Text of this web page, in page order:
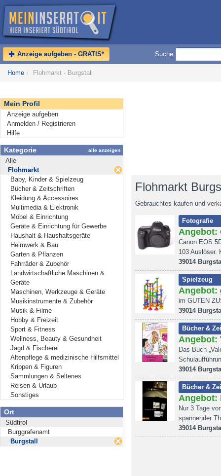
Anzeige aufgeben - GRATIS* Suche
Home / Flohmarkt - Burgstall
Mein Profil
Anzeige aufgeben
Anmelden / Registrieren
Hilfe
Kategorie alle anzeigen
Alle
Flohmarkt
Baby, Kinder & Spielzeug
Bücher & Zeitschriften
Kleidung & Accessoires
Multimedia & Elektronik
Möbel & Einrichtung
Geräte & Einrichtung für Gewerbe
Haushalt & Haushaltsgeräte
Heimwerk & Bau
Garten & Pflanzen
Fahrräder & Zubehör
Landwirtschaftliche Maschinen &
Geräte
Maschinen, Werkzeuge & Geräte
Musikinstrumente & Zubehör
Musik & Filme
Hobby & Freizeit
Sport & Fitness
Wellness, Beauty & Gesundheit
Jagd & Fischerei
Altenpflege & medizinische Hilfsmittel
Krippen & Figuren
Sammlungen & Seltenes
Reisen & Urlaub
Sonstiges
Ort
Südtirol
Burggrafenamt
Burgstall
Flohmarkt
Gebrauchtes kaufen und
Fotografie
Angebot:
Canon EOS
103
39014
Spielzeug
Angebot:
im GUTEN
39014
Bücher &
Angebot:
Das Buch
39014
Bücher &
Angebot:
Nur 3 Tage
spannender
39014